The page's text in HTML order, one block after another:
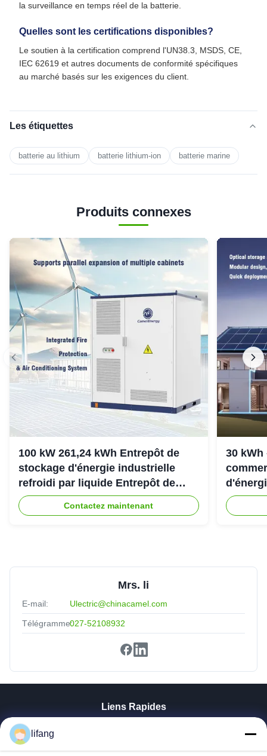
la surveillance en temps réel de la batterie.
Quelles sont les certifications disponibles?
Le soutien à la certification comprend l'UN38.3, MSDS, CE,
IEC 62619 et autres documents de conformité spécifiques
au marché basés sur les exigences du client.
Les étiquettes
batterie au lithium batterie lithium-ion batterie marine
Produits connexes
100 kW 261,24 kWh Entrepôt de
stockage d'énergie industrielle
refroidi par liquide Entrepôt de
stockage d'énergie refroidi par
liquide IP54
Contactez maintenant
30 kWh
Mrs. li
E-mail: Ulectric@chinacamel.com
Télégramme:027-52108932
Liens Rapides
lifang